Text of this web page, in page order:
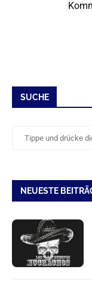
SUCHE
NEUESTE